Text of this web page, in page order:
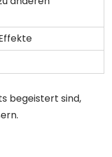
begeistert sind,